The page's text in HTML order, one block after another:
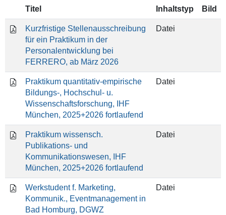
Titel Inhaltstyp Bild
Kurzfristige Stellenausschreibung
für ein Praktikum in der
Personalentwicklung bei
FERRERO, ab März 2026
Datei
Praktikum quantitativ-empirische
Bildungs-, Hochschul- u.
Wissenschaftsforschung, IHF
München, 2025+2026 fortlaufend
Datei
Praktikum wissensch.
Publikations- und
Kommunikationswesen, IHF
München, 2025+2026 fortlaufend
Datei
Werkstudent f. Marketing,
Kommunik., Eventmanagement in
Bad Homburg, DGWZ
Datei